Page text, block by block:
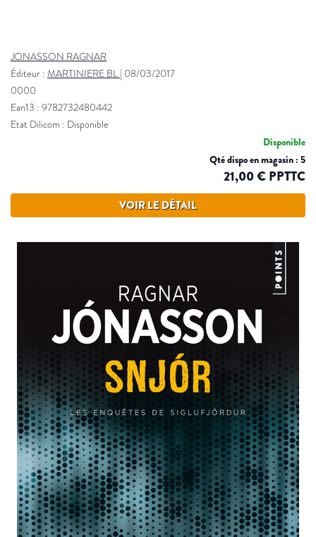
JONASSON RAGNAR
Éditeur : MARTINIERE BL | 08/03/2017
0000
Ean13 : 9782732480442
Etat Dilicom : Disponible
Disponible
Qté dispo en magasin : 5
21,00 € PPTTC
VOIR LE DÉTAIL